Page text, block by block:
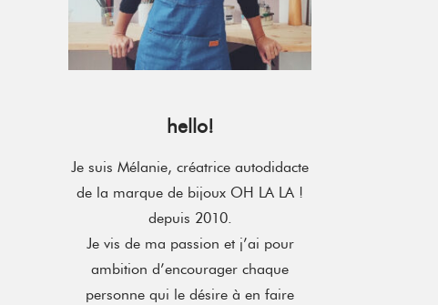
hello!
Je suis Mélanie, créatrice autodidacte
de la marque de bijoux OH LA LA !
depuis 2010.
Je vis de ma passion et j’ai pour
ambition d’encourager chaque
personne qui le désire à en faire